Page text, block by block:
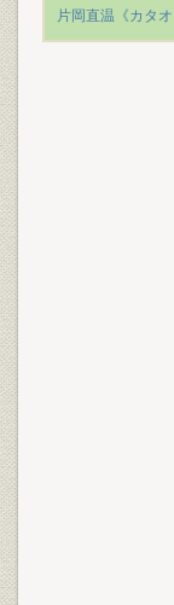
片岡直温《カタオ